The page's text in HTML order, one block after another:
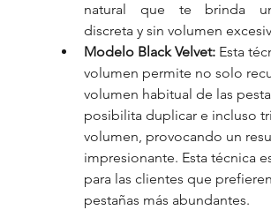
natural que te brinda
discreta y sin volumen
Modelo Black Velvet: Esta
volumen permite no solo
volumen habitual de las
posibilita duplicar e incluso
volumen, provocando un
impresionante. Esta técnica
para las clientes que
pestañas más abundantes.